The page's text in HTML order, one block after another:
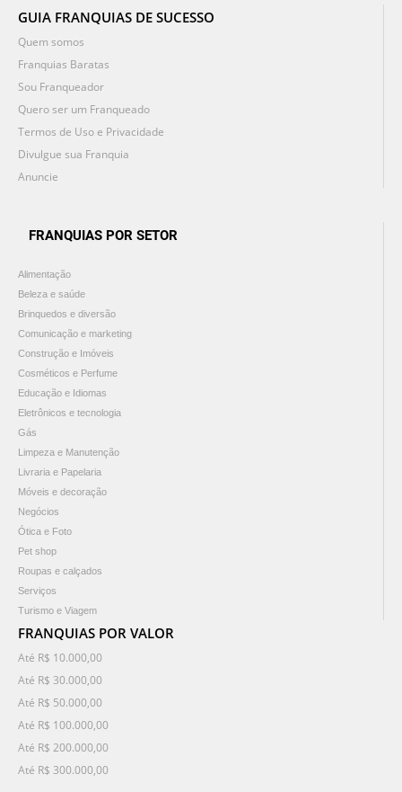
GUIA FRANQUIAS DE SUCESSO
Quem somos
Franquias Baratas
Sou Franqueador
Quero ser um Franqueado
Termos de Uso e Privacidade
Divulgue sua Franquia
Anuncie
FRANQUIAS POR SETOR
Alimentação
Beleza e saúde
Brinquedos e diversão
Comunicação e marketing
Construção e Imóveis
Cosméticos e Perfume
Educação e Idiomas
Eletrônicos e tecnologia
Gás
Limpeza e Manutenção
Livraria e Papelaria
Móveis e decoração
Negócios
Ótica e Foto
Pet shop
Roupas e calçados
Serviços
Turismo e Viagem
FRANQUIAS POR VALOR
Até R$ 10.000,00
Até R$ 30.000,00
Até R$ 50.000,00
Até R$ 100.000,00
Até R$ 200.000,00
Até R$ 300.000,00